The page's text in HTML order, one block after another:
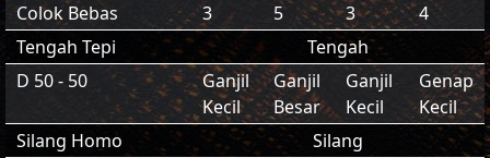
Colok Bebas 3 5 3
4
Tengah Tepi
Tengah
D 50 - 50
Ganjil
Kecil
Ganjil
Besar
Ganjil
Kecil
Genap
Kecil
Silang Homo
Silang